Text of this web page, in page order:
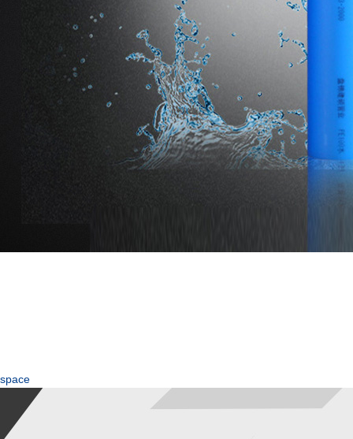
space